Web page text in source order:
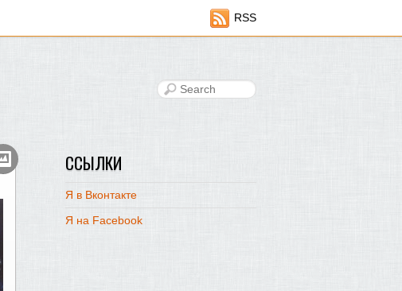
RSS
ССЫЛКИ
Я в Вконтакте
Я на Facebook